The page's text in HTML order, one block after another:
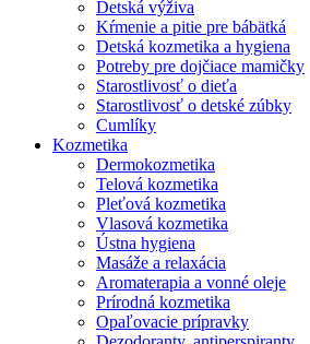
Detská výživa
Kŕmenie a pitie pre bábätká
Detská kozmetika a hygiena
Potreby pre dojčiace mamičky
Starostlivosť o dieťa
Starostlivosť o detské zúbky
Cumlíky
Kozmetika
Dermokozmetika
Telová kozmetika
Pleťová kozmetika
Vlasová kozmetika
Ústna hygiena
Masáže a relaxácia
Aromaterapia a vonné oleje
Prírodná kozmetika
Opaľovacie prípravky